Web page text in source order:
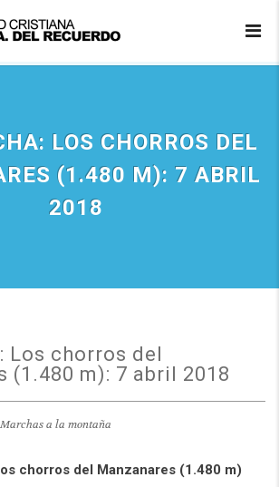
LOS CHORROS DEL
(1.480 M): 7 ABRIL
2018
Los chorros del
(1.480 m): 7 abril 2018
Marchas a la montaña
chorros del Manzanares (1.480 m)